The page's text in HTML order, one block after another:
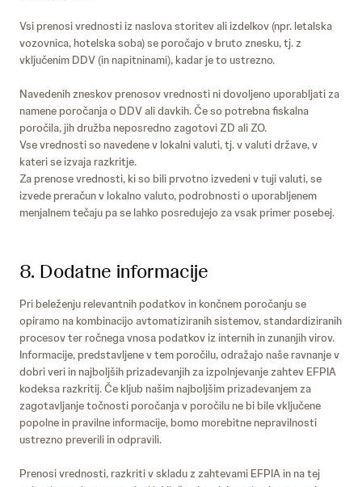
Vsi prenosi vrednosti iz naslova storitev ali izdelkov (npr. letalska
vozovnica, hotelska soba) se poročajo v bruto znesku, tj. z
vključenim DDV (in napitninami), kadar je to ustrezno.
Navedenih zneskov prenosov vrednosti ni dovoljeno uporabljati za
namene poročanja o DDV ali davkih. Če so potrebna fiskalna
poročila, jih družba neposredno zagotovi ZD ali ZO.
Vse vrednosti so navedene v lokalni valuti, tj. v valuti države, v
kateri se izvaja razkritje.
Za prenose vrednosti, ki so bili prvotno izvedeni v tuji valuti, se
izvede preračun v lokalno valuto, podrobnosti o uporabljenem
menjalnem tečaju pa se lahko posredujejo za vsak primer posebej.
8. Dodatne informacije
Pri beleženju relevantnih podatkov in končnem poročanju se
opiramo na kombinacijo avtomatiziranih sistemov, standardiziranih
procesov ter ročnega vnosa podatkov iz internih in zunanjih virov.
Informacije, predstavljene v tem poročilu, odražajo naše ravnanje v
dobri veri in najboljših prizadevanjih za izpolnjevanje zahtev EFPIA
kodeksa razkritij. Če kljub našim najboljšim prizadevanjem za
zagotavljanje točnosti poročanja v poročilu ne bi bile vključene
popolne in pravilne informacije, bomo morebitne nepravilnosti
ustrezno preverili in odpravili.
Prenosi vrednosti, razkriti v skladu z zahtevami EFPIA in na tej